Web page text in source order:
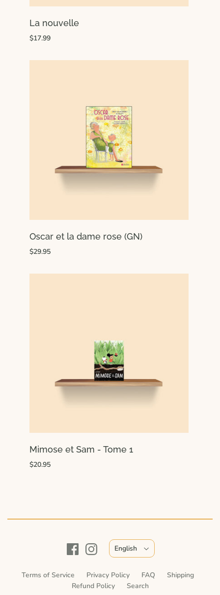
La nouvelle
$17.99
Oscar et la dame rose (GN)
$29.95
Mimose et Sam - Tome 1
$20.95
Terms of Service Privacy Policy FAQ
Shipping
Refund Policy
Search
English